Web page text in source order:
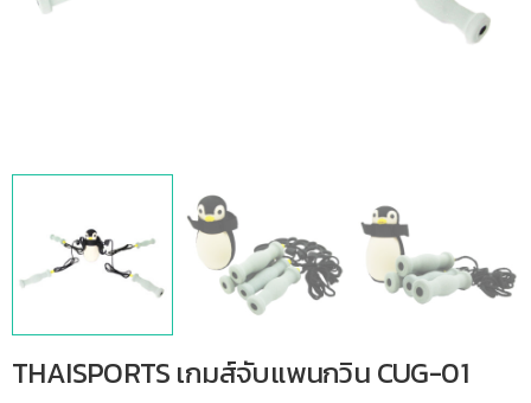
THAISPORTS เกมส์จับแพนกวิน CUG-01